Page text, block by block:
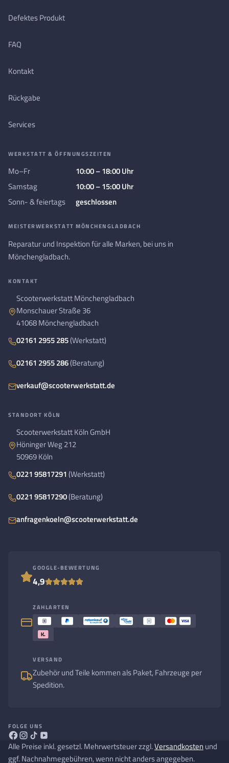
Defektes Produkt
FAQ
Kontakt
Rückgabe
Services
WERKSTATT & ÖFFNUNGSZEITEN
Mo–Fr
10:00 – 18:00 Uhr
Samstag
10:00 – 15:00 Uhr
Sonn- & feiertags
geschlossen
MEISTERWERKSTATT MÖNCHENGLADBACH
Reparatur und Inspektion für alle Marken, bei uns in
Mönchengladbach.
KONTAKT
Scooterwerkstatt Mönchengladbach
Monschauer Straße 36
41068 Mönchengladbach
02161 2955 285(Werkstatt)
02161 2955 286(Beratung)
verkauf@scooterwerkstatt.de
STANDORT KÖLN
Scooterwerkstatt Köln GmbH
Höninger Weg 212
50969 Köln
0221 95817291 (Werkstatt)
0221 95817290(Beratung)
anfragenkoeln@scooterwerkstatt.de
GOOGLE-BEWERTUNG
4,9
ZAHLARTEN
VERSAND
Zubehör und Teile kommen als Paket, Fahrzeuge per
Spedition.
FOLGE UNS
Alle Preise inkl. gesetzl. Mehrwertsteuer zzgl.Versandkosten und
ggf. Nachnahmegebühren, wenn nicht anders angegeben.